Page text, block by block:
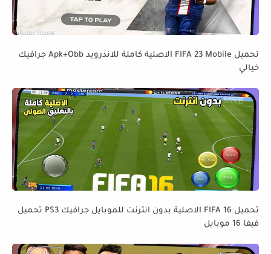
تحميل FIFA 23 Mobile الاصلية كاملة للاندرويد Apk+Obb جرافيك
خيالي
تحميل FIFA 16 الاصلية بدون انترنت للموبايل جرافيك PS3 تحميل
فيفا 16 موبايل